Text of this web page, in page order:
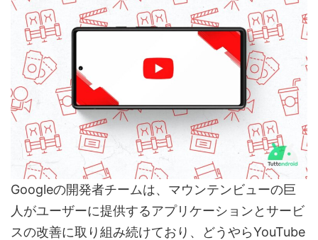
Googleの開発者チームは、マウンテンビューの巨
人がユーザーに提供するアプリケーションとサービ
スの改善に取り組み続けており、どうやらYouTube